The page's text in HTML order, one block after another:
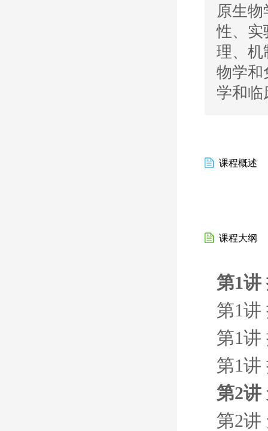
原生
性、实
理、机
物学和
学和临
课程概述
课程大纲
第1讲
第1讲
第1讲
第1讲
第2讲
第2讲